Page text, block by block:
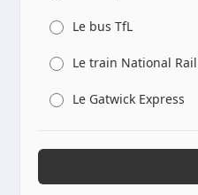
Le bus TfL
Le train National Rail
Le Gatwick Express